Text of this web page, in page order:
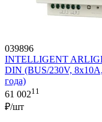
039896
INTELLIGENT
DIN (BUS/230V,
года)
61 00211
₽/шт